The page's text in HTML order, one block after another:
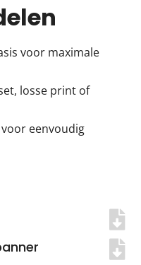
voor maximale
losse print of
eenvoudig